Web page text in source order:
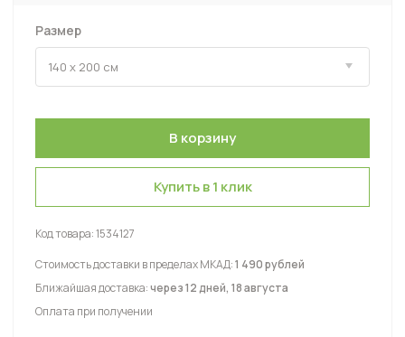
Размер
Купить в 1 клик
Код товара:1534127
Стоимость доставки в пределах МКАД:1 490 рублей
Ближайшая доставка:через 12 дней, 18 августа
Оплата при получении